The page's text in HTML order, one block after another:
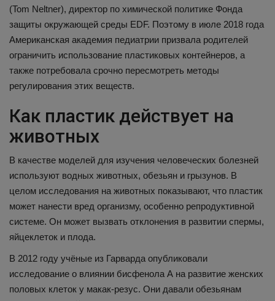
(Tom Neltner), директор по химической политике Фонда
защиты окружающей среды EDF. Поэтому в июле 2018 года
Американская академия педиатрии призвала родителей
ограничить использование пластиковых контейнеров, а
также потребовала срочно пересмотреть методы
регулирования этих веществ.
Как пластик действует на
животных
В качестве моделей для изучения человеческих болезней
используют водных животных, обезьян и грызунов. В
целом исследования на животных показывают, что пластик
может нанести вред организму, особенно репродуктивной
системе. Он может вызвать отклонения в развитии спермы,
яйцеклеток и плода.
В 2012 году учёные из Гарварда опубликовали
исследование о влиянии бисфенола А на развитие женских
половых клеток у макак-резус. Они давали обезьянам